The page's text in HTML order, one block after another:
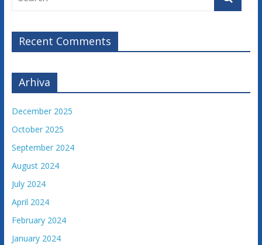
o
n
e
Recent Comments
Arhiva
December 2025
October 2025
September 2024
August 2024
July 2024
April 2024
February 2024
January 2024